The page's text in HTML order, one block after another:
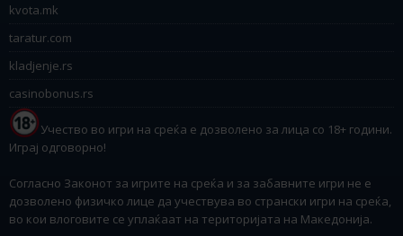
kvota.mk
taratur.com
kladjenje.rs
casinobonus.rs
Учество во игри на среќа е дозволено за лица со 18+ години.
Играј одговорно!
Согласно Законот за игрите на среќа и за забавните игри не е
дозволено физичко лице да учествува во странски игри на среќа,
во кои влоговите се уплаќаат на територијата на Македонија.